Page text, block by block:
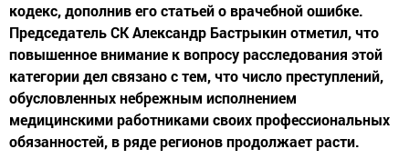
кодекс, дополнив его статьей о врачебной ошибке.
Председатель СК Александр Бастрыкин отметил, что
повышенное внимание к вопросу расследования этой
категории дел связано с тем, что число преступлений,
обусловленных небрежным исполнением
медицинскими работниками своих профессиональных
обязанностей, в ряде регионов продолжает расти.